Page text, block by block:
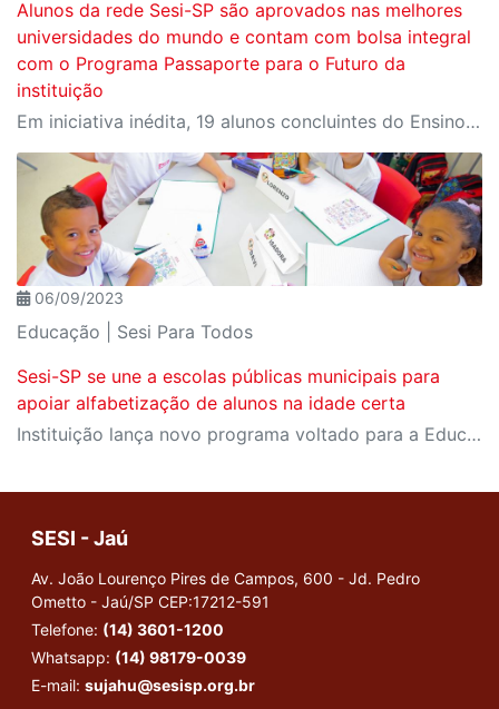
Alunos da rede Sesi-SP são aprovados nas melhores
universidades do mundo e contam com bolsa integral
com o Programa Passaporte para o Futuro da
instituição
Em iniciativa inédita, 19 alunos concluintes do Ensino Médio da rede Sesi-SP vão realizar o sonho de fazer graduação nas áreas da engenharia, inovação, tecnologia e ciências aplicadas, em universidades renomadas como Harvard.
06/09/2023
Educação | Sesi Para Todos
Sesi-SP se une a escolas públicas municipais para
apoiar alfabetização de alunos na idade certa
Instituição lança novo programa voltado para a Educação Infantil e primeiros anos escolares no qual oferece, gratuitamente, formação e recursos pedagógicos para docentes e gestores de municípios paulistas
SESI - Jaú
Av. João Lourenço Pires de Campos, 600 - Jd. Pedro
Ometto - Jaú/SP CEP:17212-591
Telefone: (14) 3601-1200
Whatsapp: (14) 98179-0039
E-mail: sujahu@sesisp.org.br